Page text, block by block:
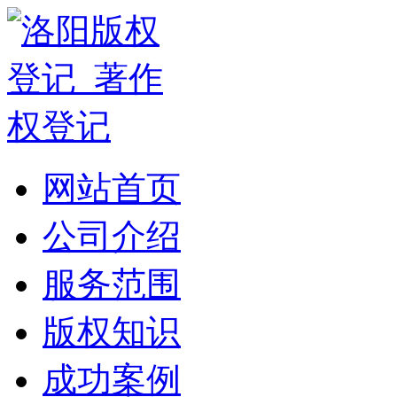
网站首页
公司介绍
服务范围
版权知识
成功案例